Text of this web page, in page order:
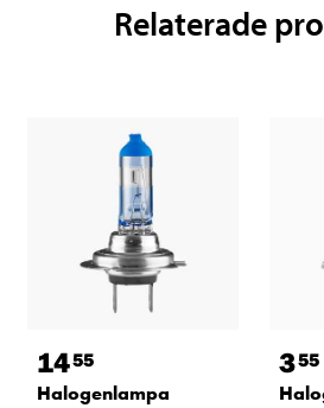
Relaterade
1455
Halogenlampa
355